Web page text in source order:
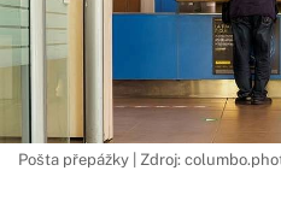
Pošta přepážky | Zdroj: